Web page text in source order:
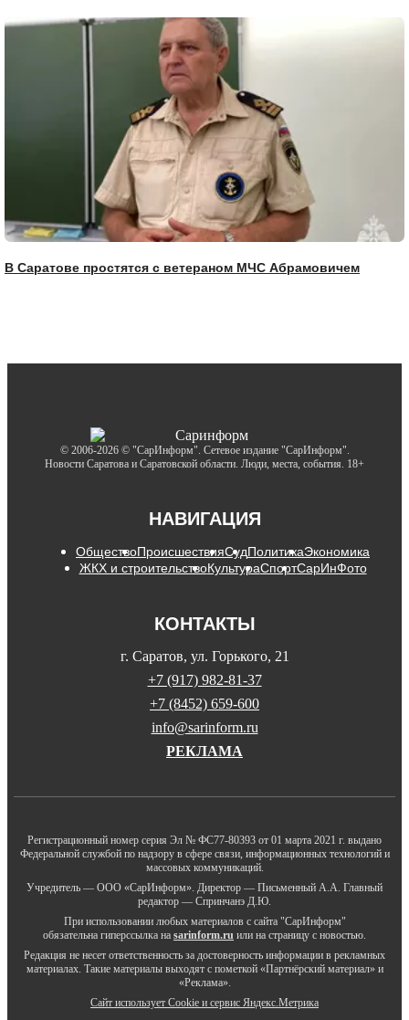
В Саратове простятся с ветераном МЧС Абрамовичем
© 2006-2026 © "СарИнформ". Сетевое издание "СарИнформ".
Новости Саратова и Саратовской области. Люди, места, события. 18+
НАВИГАЦИЯ
ОбществоПроисшествияСудПолитикаЭкономика
ЖКХ и строительствоКультураСпортСарИнФото
КОНТАКТЫ
г. Саратов, ул. Горького, 21
+7 (917) 982-81-37
+7 (8452) 659-600
info@sarinform.ru
РЕКЛАМА
Регистрационный номер серия Эл № ФС77-80393 от 01 марта 2021 г. выдано
Федеральной службой по надзору в сфере связи, информационных технологий и
массовых коммуникаций.
Учредитель — ООО «СарИнформ». Директор — Письменный А.А. Главный
редактор — Спринчанэ Д.Ю.
При использовании любых материалов с сайта "СарИнформ"
обязательна гиперссылка на sarinform.ru или на страницу с новостью.
Редакция не несет ответственность за достоверность информации в рекламных
материалах. Такие материалы выходят с пометкой «Партнёрский материал» и
«Реклама».
Сайт использует Cookie и сервиc Яндекс.Метрика